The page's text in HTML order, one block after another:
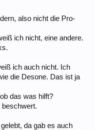
also nicht die Pro-
ich nicht, eine andere.
ich auch nicht. Ich
die Desone. Das ist ja
das was hilft?
beschwert.
da gab es auch